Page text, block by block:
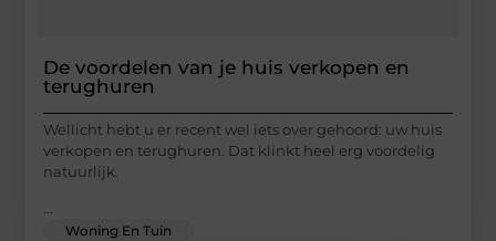
De voordelen van je huis verkopen en
terughuren
Wellicht hebt u er recent wel iets over gehoord: uw huis
verkopen en terughuren. Dat klinkt heel erg voordelig
natuurlijk.
Woning En Tuin